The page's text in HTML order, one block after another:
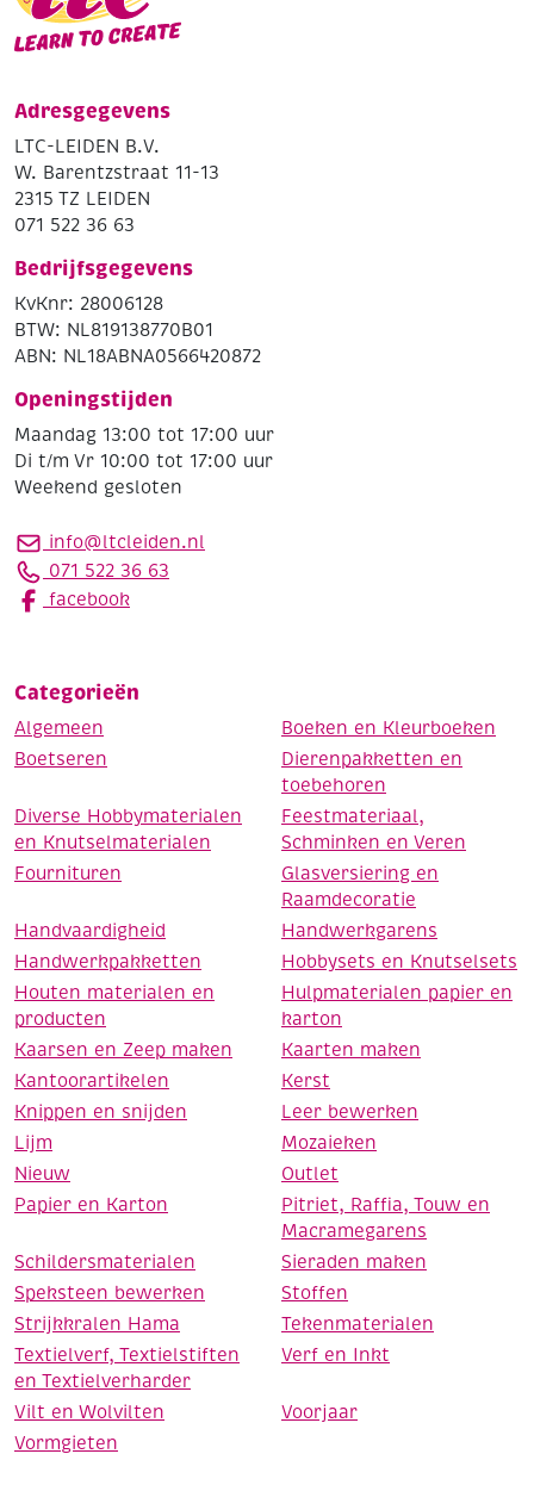
Adresgegevens
LTC-LEIDEN B.V.
W. Barentzstraat 11-13
2315 TZ LEIDEN
071 522 36 63
Bedrijfsgegevens
KvKnr: 28006128
BTW: NL819138770B01
ABN: NL18ABNA0566420872
Openingstijden
Maandag 13:00 tot 17:00 uur
Di t/m Vr 10:00 tot 17:00 uur
Weekend gesloten
info@ltcleiden.nl
071 522 36 63
facebook
Categorieën
Algemeen
Boeken en Kleurboeken
Boetseren
Dierenpakketten en
toebehoren
Diverse Hobbymaterialen
en Knutselmaterialen
Feestmateriaal,
Schminken en Veren
Fournituren
Glasversiering en
Raamdecoratie
Handvaardigheid
Handwerkgarens
Handwerkpakketten
Hobbysets en Knutselsets
Houten materialen en
producten
Hulpmaterialen papier en
karton
Kaarsen en Zeep maken
Kaarten maken
Kantoorartikelen
Kerst
Knippen en snijden
Leer bewerken
Lijm
Mozaieken
Nieuw
Outlet
Papier en Karton
Pitriet, Raffia, Touw en
Macramegarens
Schildersmaterialen
Sieraden maken
Speksteen bewerken
Stoffen
Strijkkralen Hama
Tekenmaterialen
Textielverf, Textielstiften
en Textielverharder
Verf en Inkt
Vilt en Wolvilten
Voorjaar
Vormgieten